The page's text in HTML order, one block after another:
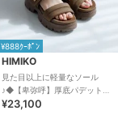
¥888ｸｰﾎﾟﾝ
HIMIKO
見た目以上に軽量なソール
♪◆【卑弥呼】厚底パデットサ
ンダル/661201
¥23,100